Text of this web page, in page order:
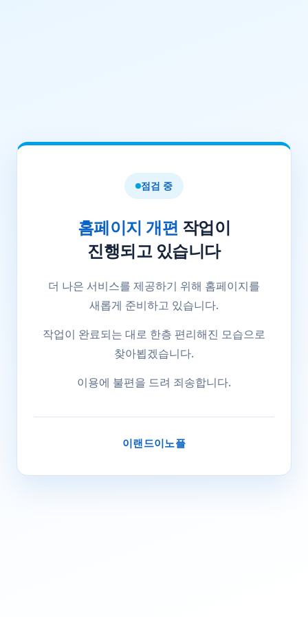
점검 중
홈페이지 개편 작업이
진행되고 있습니다
더 나은 서비스를 제공하기 위해 홈페이지를
새롭게 준비하고 있습니다.
작업이 완료되는 대로 한층 편리해진 모습으로
찾아뵙겠습니다.
이용에 불편을 드려 죄송합니다.
이랜드이노플